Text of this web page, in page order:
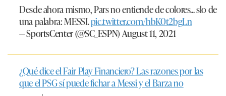
Desde ahora mismo, Pars no entiende de colores... slo de
una palabra: MESSI.pic.twitter.com/hbK0t2bgLn
— SportsCenter (@SC_ESPN)August 11, 2021
¿Qué dice el Fair Play Financiero? Las razones por las
que el PSG sí puede fichar a Messi y el Barza no